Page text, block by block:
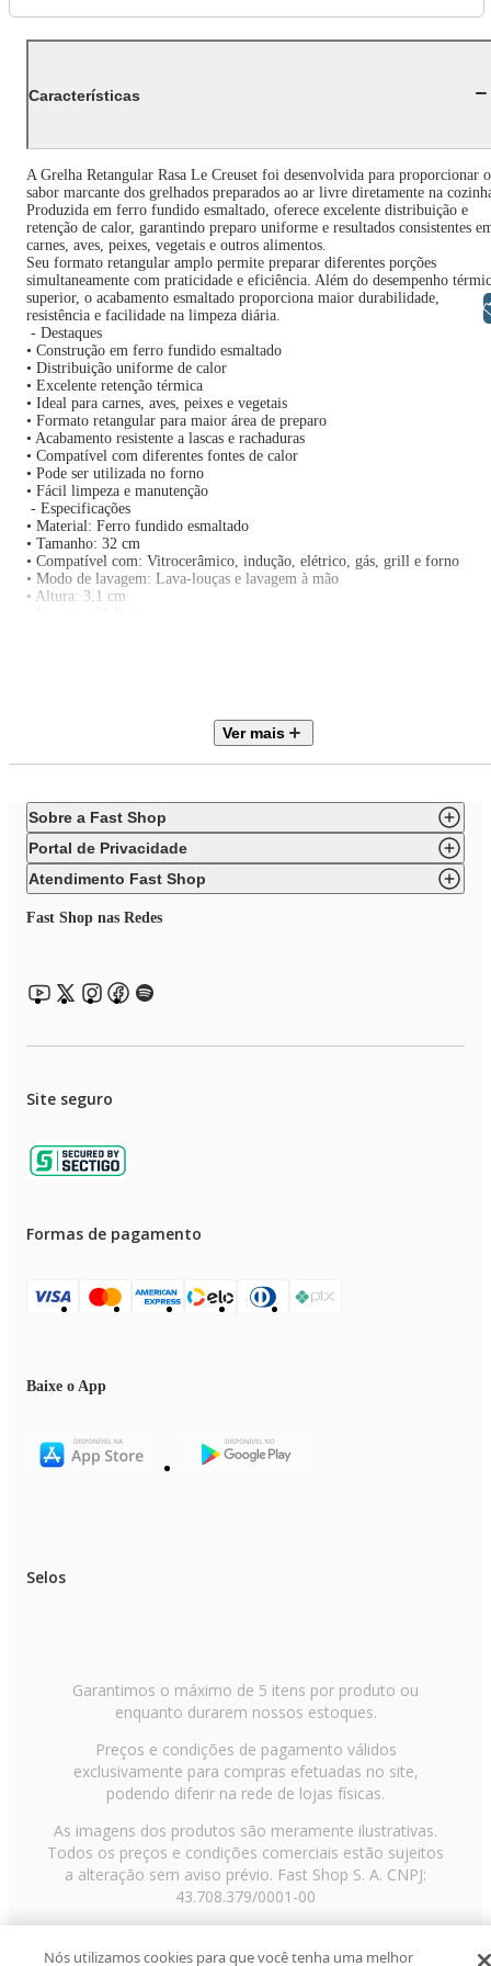
Características
A Grelha Retangular Rasa Le Creuset foi desenvolvida para proporcionar o
sabor marcante dos grelhados preparados ao ar livre diretamente na
Produzida em ferro fundido esmaltado, oferece excelente distribuição e
retenção de calor, garantindo preparo uniforme e resultados consistentes
carnes, aves, peixes, vegetais e outros alimentos.
Seu formato retangular amplo permite preparar diferentes porções
simultaneamente com praticidade e eficiência. Além do desempenho
superior, o acabamento esmaltado proporciona maior durabilidade,
resistência e facilidade na limpeza diária.
- Destaques
• Construção em ferro fundido esmaltado
• Distribuição uniforme de calor
• Excelente retenção térmica
• Ideal para carnes, aves, peixes e vegetais
• Formato retangular para maior área de preparo
• Acabamento resistente a lascas e rachaduras
• Compatível com diferentes fontes de calor
• Pode ser utilizada no forno
• Fácil limpeza e manutenção
- Especificações
• Material: Ferro fundido esmaltado
• Tamanho: 32 cm
• Compatível com: Vitrocerâmico, indução, elétrico, gás, grill e forno
• Modo de lavagem: Lava-louças e lavagem à mão
• Altura: 3,1 cm
Ver mais
Sobre a Fast Shop
Portal de Privacidade
Atendimento Fast Shop
Fast Shop nas Redes
Site seguro
Formas de pagamento
Baixe o App
Selos
Garantimos o máximo de 5 itens por produto ou
enquanto durarem nossos estoques.
Preços e condições de pagamento válidos
exclusivamente para compras efetuadas no site,
podendo diferir na rede de lojas físicas.
As imagens dos produtos são meramente ilustrativas.
Todos os preços e condições comerciais estão sujeitos
a alteração sem aviso prévio. Fast Shop S. A. CNPJ:
43.708.379/0001-00
Paulo/SP, CEP 02029-001, Telefone: 11 3003-3728 ©
Nós utilizamos cookies para que você tenha uma melhor
Libras